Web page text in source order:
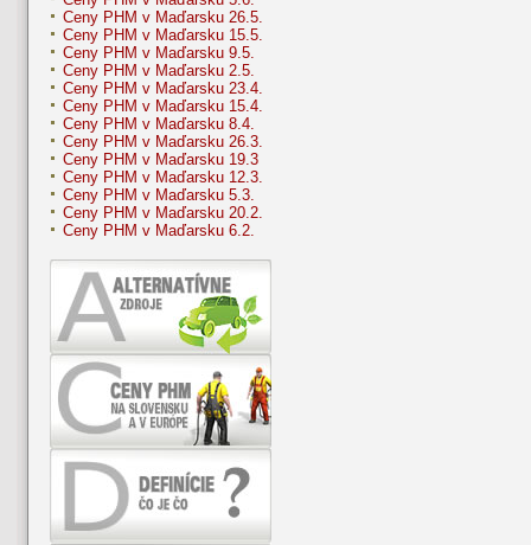
Ceny PHM v Maďarsku 26.5.
Ceny PHM v Maďarsku 15.5.
Ceny PHM v Maďarsku 9.5.
Ceny PHM v Maďarsku 2.5.
Ceny PHM v Maďarsku 23.4.
Ceny PHM v Maďarsku 15.4.
Ceny PHM v Maďarsku 8.4.
Ceny PHM v Maďarsku 26.3.
Ceny PHM v Maďarsku 19.3
Ceny PHM v Maďarsku 12.3.
Ceny PHM v Maďarsku 5.3.
Ceny PHM v Maďarsku 20.2.
Ceny PHM v Maďarsku 6.2.